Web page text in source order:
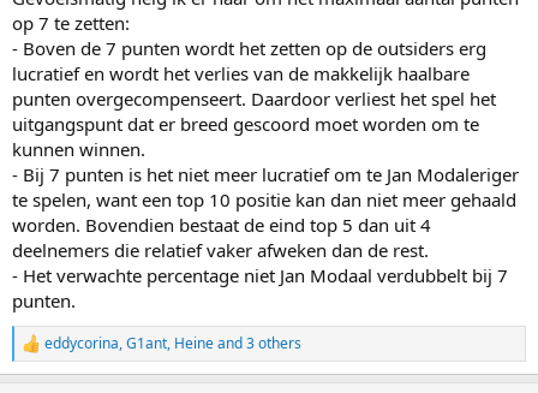
op 7 te zetten:
- Boven de 7 punten wordt het zetten op de outsiders erg
lucratief en wordt het verlies van de makkelijk haalbare
punten overgecompenseert. Daardoor verliest het spel het
uitgangspunt dat er breed gescoord moet worden om te
kunnen winnen.
- Bij 7 punten is het niet meer lucratief om te Jan Modaleriger
te spelen, want een top 10 positie kan dan niet meer gehaald
worden. Bovendien bestaat de eind top 5 dan uit 4
deelnemers die relatief vaker afweken dan de rest.
- Het verwachte percentage niet Jan Modaal verdubbelt bij 7
punten.
R
e
eddycorina,G1ant, Heineand 3 others